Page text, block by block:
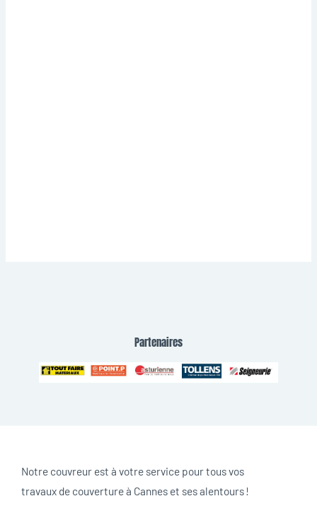
Partenaires
Notre couvreur est à votre service pour tous vos
travaux de couverture à Cannes et ses alentours !